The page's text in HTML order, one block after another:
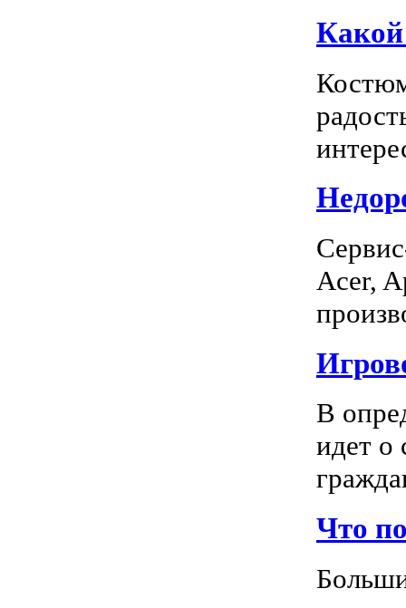
Acer,
В
идет о
Что